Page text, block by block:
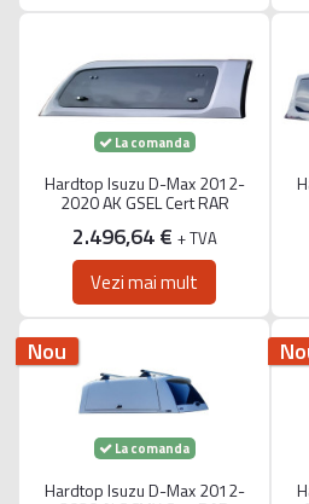
La comanda
Hardtop Isuzu D-Max 2012-
2020 AK GSEL Cert RAR
2.496,64 € + TVA
Vezi mai mult
Nou
La comanda
Hardtop Isuzu D-Max 2012-